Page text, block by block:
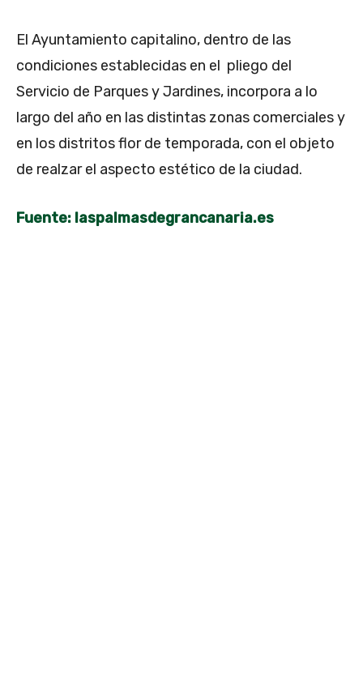
El Ayuntamiento capitalino, dentro de las
condiciones establecidas en el pliego del
Servicio de Parques y Jardines, incorpora a lo
largo del año en las distintas zonas comerciales y
en los distritos flor de temporada, con el objeto
de realzar el aspecto estético de la ciudad.
Fuente: laspalmasdegrancanaria.es